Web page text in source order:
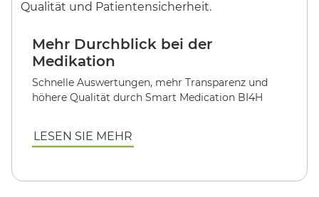
Mehr Durchblick bei der
Medikation
Schnelle Auswertungen, mehr Transparenz und
höhere Qualität durch Smart Medication BI4H
LESEN SIE MEHR